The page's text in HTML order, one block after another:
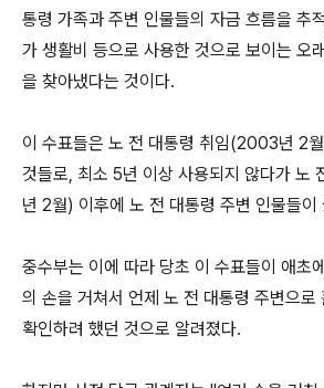
통령 가족과 주변 인물들의 자금 흐름을 추
가 생활비 등으로 사용한 것으로 보이는 오
을 찾아냈다는 것이다.
이 수표들은 노 전 대통령 취임(2003년 2
것들로, 최소 5년 이상 사용되지 않다가 노
년 2월) 이후에 노 전 대통령 주변 인물들이
중수부는 이에 따라 당초 이 수표들이 애초
의 손을 거쳐서 언제 노 전 대통령 주변으로
확인하려 했던 것으로 알려졌다.